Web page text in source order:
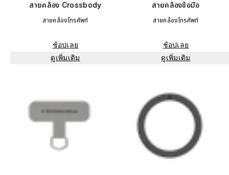
สายคล้อง Crossbody
สายคล้องโทรศัพท์
ช้อปเลย
ดูเพิ่มเติม
สายคล้องข้อมือ
สายคล้องโทรศัพท์
ช้อปเลย
ดูเพิ่มเติม